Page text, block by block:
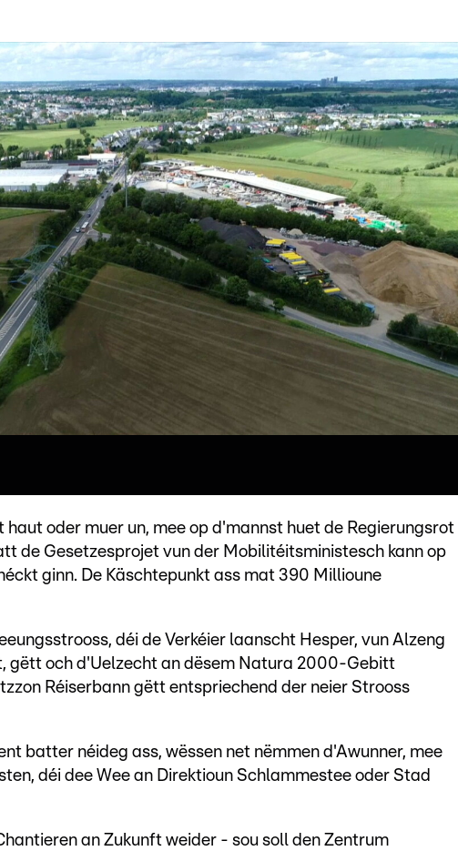
oder muer un, mee op d'mannst huet de Regierungsrot
de Gesetzesprojet vun der Mobilitéitsministesch kann op
ginn. De Käschtepunkt ass mat 390 Millioune
déi de Verkéier laanscht Hesper, vun Alzeng
gëtt och d'Uelzecht an dësem Natura 2000-Gebitt
Réiserbann gëtt entspriechend der neier Strooss
batter néideg ass, wëssen net nëmmen d'Awunner, mee
déi dee Wee an Direktioun Schlammestee oder Stad
an Zukunft weider - sou soll den Zentrum